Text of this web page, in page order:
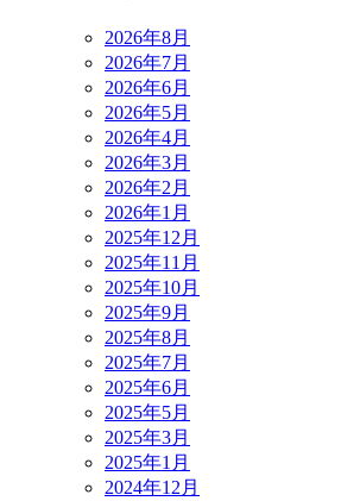
2026年8月
2026年7月
2026年6月
2026年5月
2026年4月
2026年3月
2026年2月
2026年1月
2025年12月
2025年11月
2025年10月
2025年9月
2025年8月
2025年7月
2025年6月
2025年5月
2025年3月
2025年1月
2024年12月